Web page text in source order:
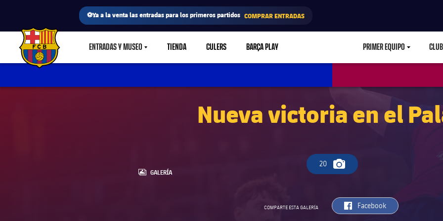
⚽Ya a la venta las entradas para los primeros partidos COMPRAR ENTRADAS
FC Barcelona club badge ENTRADAS Y MUSEOLABEL.SHARE.CARETDOWN
TIENDA CULERS BARÇA PLAY PRIMER EQUIPO CLUB
Nueva victoria en el
20
Icono de cámara
LABEL.ARIA.GALLERY
GALERÍA
COMPARTE ESTA GALERÍA label.aria.facebook
Facebook